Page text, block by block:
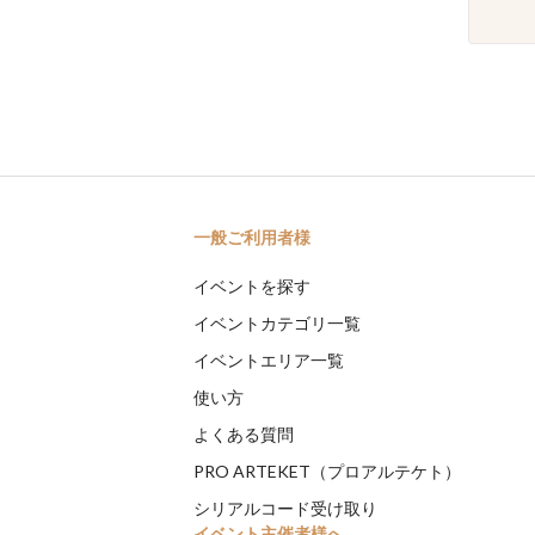
一般ご利用者様
イベントを探す
イベントカテゴリ一覧
イベントエリア一覧
使い方
よくある質問
PRO ARTEKET（プロアルテケト）
シリアルコード受け取り